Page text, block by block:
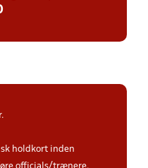
holdkort inden